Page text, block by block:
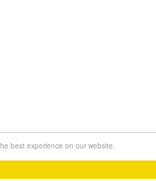
best experience on our website.